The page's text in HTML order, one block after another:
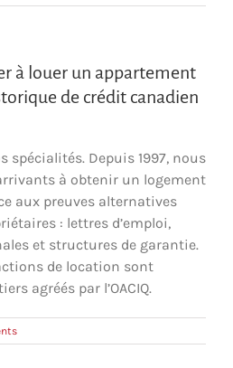
à louer un appartement
de crédit canadien
spécialités. Depuis 1997, nous
à obtenir un logement
aux preuves alternatives
: lettres d’emploi,
et structures de garantie.
de location sont
agréés par l’OACIQ.